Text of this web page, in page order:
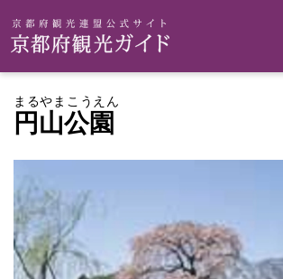
円山公園
まるやまこうえん